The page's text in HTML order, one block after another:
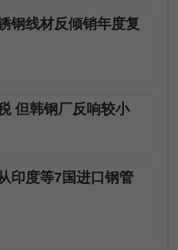
钢线材反倾销年度复
但韩钢厂反响较小
印度等7国进口钢管